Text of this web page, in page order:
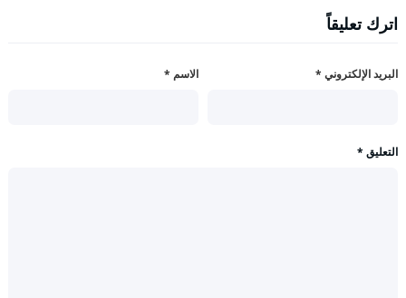
اترك تعليقاً
الاسم * البريد الإلكتروني *
التعليق *